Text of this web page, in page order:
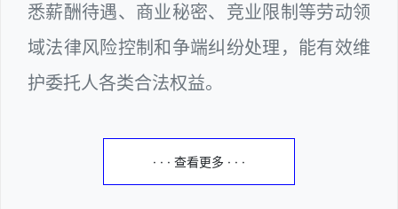
悉薪酬待遇、商业秘密、竞业限制等劳动领
域法律风险控制和争端纠纷处理，能有效维
护委托人各类合法权益。
· · · 查看更多 · · ·